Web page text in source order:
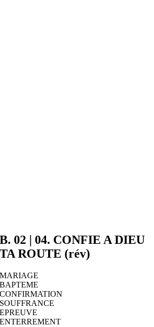
B. 02 | 04. CONFIE A DIEU
TA ROUTE (rév)
MARIAGE
BAPTEME
CONFIRMATION
SOUFFRANCE
EPREUVE
ENTERREMENT